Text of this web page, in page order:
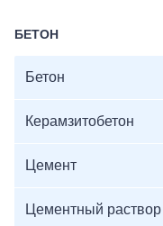
БЕТОН
Бетон
Керамзитобетон
Цемент
Цементный раствор